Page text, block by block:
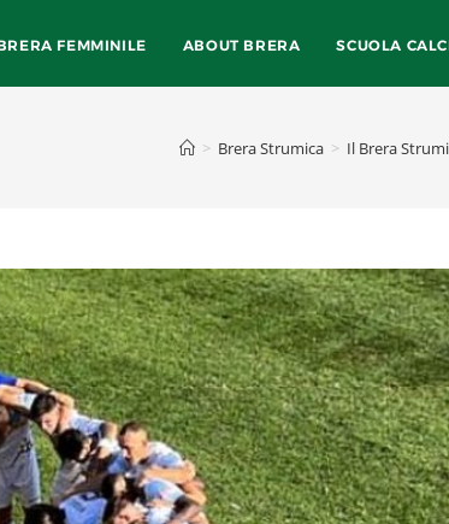
FEMMINILE ABOUT BRERA SCUOLA
> Brera Strumica > Il Brera